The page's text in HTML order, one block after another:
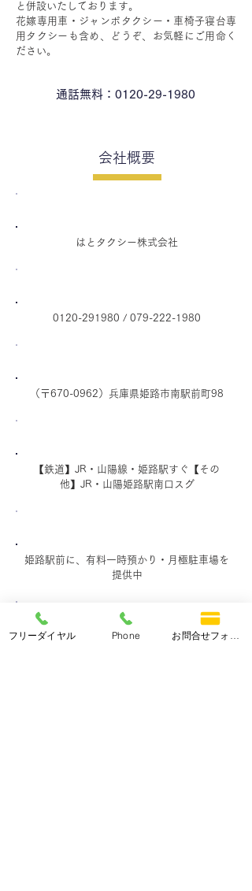
と併設いたしております。
花嫁専用車・ジャンボタクシー・車椅子寝台専
用タクシーも含め、どうぞ、お気軽にご用命く
ださい。
通話無料：0120-29-1980
会社概要
はとタクシー株式会社
0120-291980 / 079-222-1980
（〒670-0962）兵庫県姫路市南駅前町98
【鉄道】JR・山陽線・姫路駅すぐ【その
他】JR・山陽姫路駅南口スグ
姫路駅前に、有料一時預かり・月極駐車場を
提供中
ホームページ
フリーダイヤル Phone